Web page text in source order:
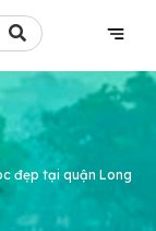
đẹp tại quận Long